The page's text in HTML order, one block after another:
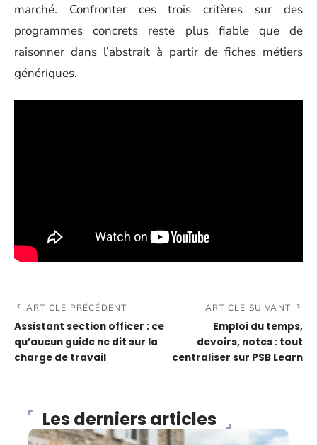
marché. Confronter ces trois critères sur des
programmes concrets reste plus fiable que de
raisonner dans l’abstrait à partir de fiches métiers
génériques.
ARTICLE PRÉCÉDENT
Assistant section officer : ce
qu’aucun guide ne dit sur la
charge de travail
ARTICLE SUIVANT
Emploi du temps,
devoirs, notes : tout
centraliser sur PSB Learn
Les derniers articles